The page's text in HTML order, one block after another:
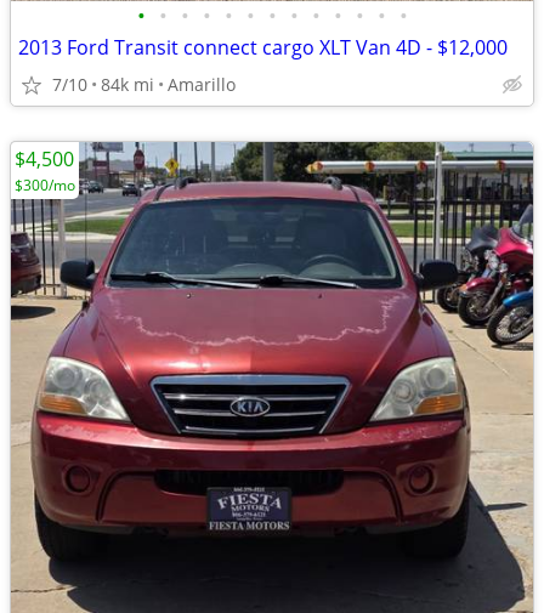
• • • • • • • • • • • • •
2013 Ford Transit connect cargo XLT Van 4D - $12,000
7/10 84k mi Amarillo
$4,500
$300/mo